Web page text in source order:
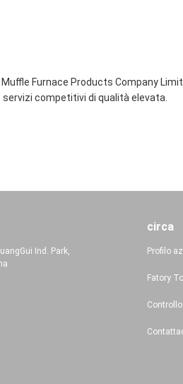
Muffle Furnace Products Company
competitivi di qualità elevata.
Ind. Park,
circa
Profilo
Fatory